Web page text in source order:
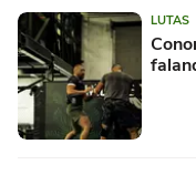
LUTAS